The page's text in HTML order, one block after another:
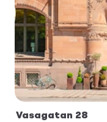
Vasagatan 28